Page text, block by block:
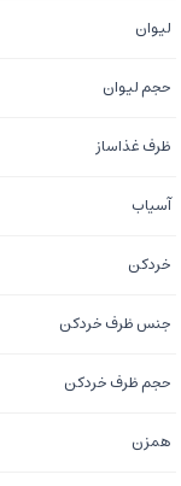
لیوان
حجم لیوان
ظرف غذاساز
آسیاب
خردکن
جنس ظرف خردکن
حجم ظرف خردکن
همزن